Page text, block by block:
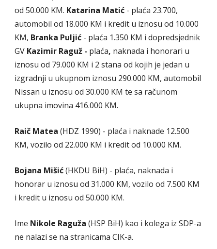
od 50.000 KM. Katarina Matić - plaća 23.700,
automobil od 18.000 KM i kredit u iznosu od 10.000
KM, Branka Puljić - plaća 1.350 KM i dopredsjednik
GV Kazimir Raguž - plaća, naknada i honorari u
iznosu od 79.000 KM i 2 stana od kojih je jedan u
izgradnji u ukupnom iznosu 290.000 KM, automobil
Nissan u iznosu od 30.000 KM te sa računom
ukupna imovina 416.000 KM.
Raič Matea (HDZ 1990) - plaća i naknade 12.500
KM, vozilo od 22.000 KM i kredit od 10.000 KM.
Bojana Mišić(HKDU BiH) - plaća, naknada i
honorar u iznosu od 31.000 KM, vozilo od 7.500 KM
i kredit u iznosu od 50.000 KM.
Ime Nikole Raguža (HSP BiH) kao i kolega iz SDP-a
ne nalazi se na stranicama CIK-a.